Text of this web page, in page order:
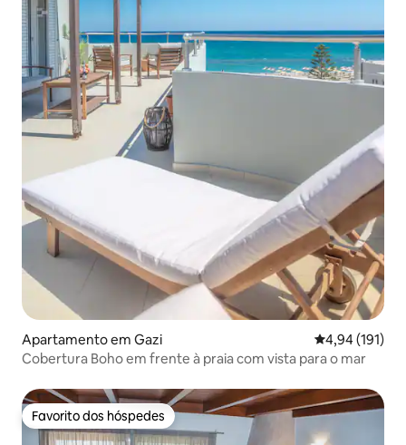
Apartamento em Gazi Classificação
4,94 (191)
Cobertura Boho em frente à praia com vista para o mar
Favorito dos hóspedes
Favorito dos hóspedes